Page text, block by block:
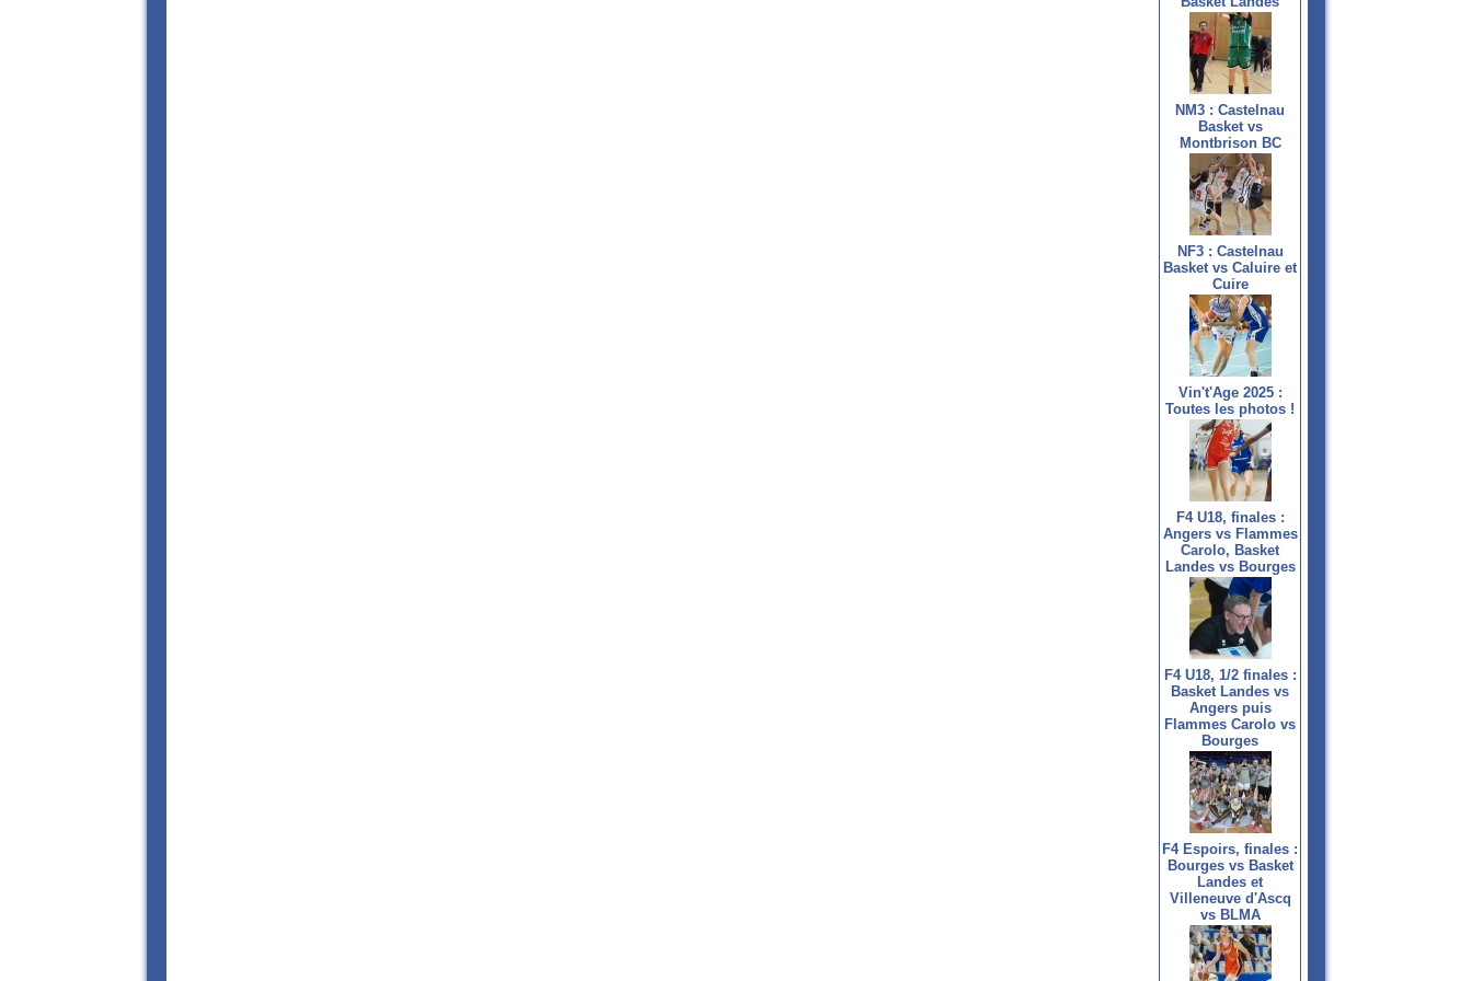
NM3 : Castelnau
Basket vs
Montbrison BC
NF3 : Castelnau
Basket vs Caluire et
Cuire
Vin't'Age 2025 :
Toutes les photos !
F4 U18, finales :
Angers vs Flammes
Carolo, Basket
Landes vs Bourges
F4 U18, 1/2 finales :
Basket Landes vs
Angers puis
Flammes Carolo vs
Bourges
F4 Espoirs, finales :
Bourges vs Basket
Landes et
Villeneuve d'Ascq
vs BLMA